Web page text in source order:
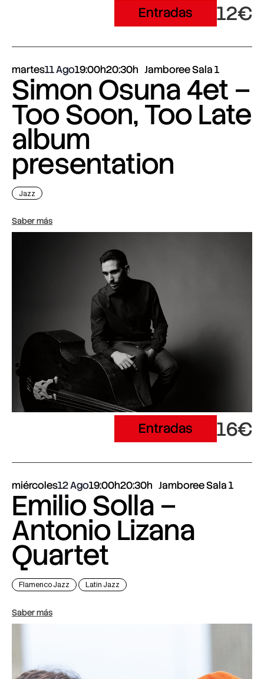
Entradas 12€
martes11 Ago19:00h20:30h Jamboree Sala 1
Simon Osuna 4et –
Too Soon, Too Late
album
presentation
Jazz
Saber más
Entradas 16€
miércoles12 Ago19:00h20:30h Jamboree Sala 1
Emilio Solla –
Antonio Lizana
Quartet
Flamenco Jazz Latin Jazz
Saber más